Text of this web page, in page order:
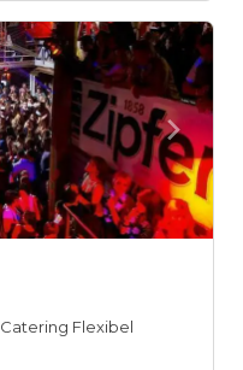
Catering Flexibel